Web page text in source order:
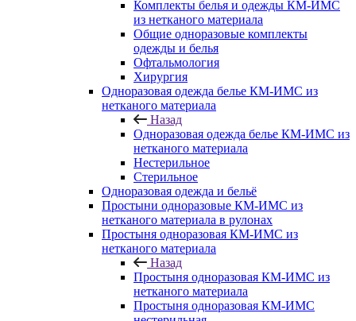
Комплекты белья и одежды КМ-ИМС
из нетканого материала
Общие одноразовые комплекты
одежды и белья
Офтальмология
Хирургия
Одноразовая одежда белье КМ-ИМС из
нетканого материала
Назад
Одноразовая одежда белье КМ-ИМС из
нетканого материала
Нестерильное
Стерильное
Одноразовая одежда и бельё
Простыни одноразовые КМ-ИМС из
нетканого материала в рулонах
Простыня одноразовая КМ-ИМС из
нетканого материала
Назад
Простыня одноразовая КМ-ИМС из
нетканого материала
Простыня одноразовая КМ-ИМС